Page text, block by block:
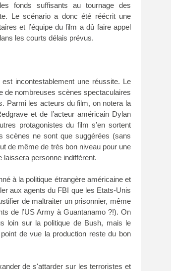
fonds suffisants au tournage des
Le scénario a donc été réécrit une
et l’équipe du film a dû faire appel
les courts délais prévus.
incontestablement une réussite. Le
de nombreuses scènes spectaculaires
Parmi les acteurs du film, on notera la
et de l’acteur américain Dylan
protagonistes du film s’en sortent
scènes ne sont que suggérées (sans
de même de très bon niveau pour une
personne indifférent.
à la politique étrangère américaine et
aux agents du FBI que les Etats-Unis
de maltraiter un prisonnier, même
de l’US Army à Guantanamo ?!). On
loin sur la politique de Bush, mais le
de vue la production reste du bon
de s'attarder sur les terroristes et